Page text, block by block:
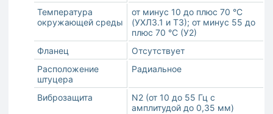
Температура
окружающей среды
от минус 10 до плюс 70 °С
(УХЛ3.1 и Т3); от минус 55 до
плюс 70 °С (У2)
Фланец
Отсутствует
Расположение
штуцера
Радиальное
Виброзащита
N2 (от 10 до 55 Гц с
амплитудой до 0,35 мм)